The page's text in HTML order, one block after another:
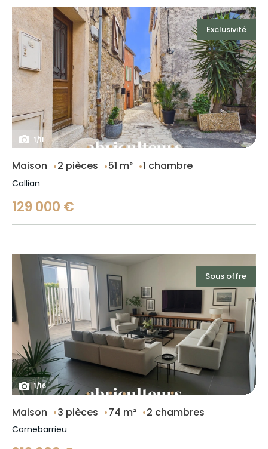
1/11
Exclusivité
Maison 2 pièces 51 m² 1 chambre
Callian
129 000 €
1/16
Sous offre
Maison 3 pièces 74 m² 2 chambres
Cornebarrieu